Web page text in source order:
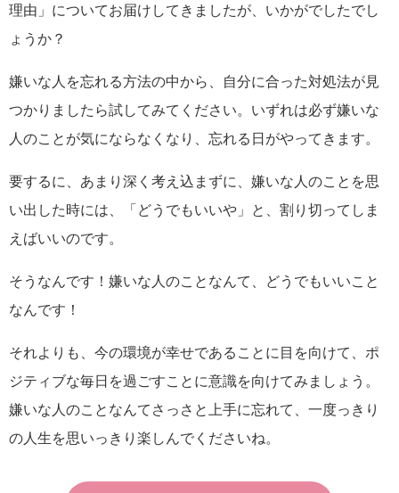
理由」についてお届けしてきましたが、いかがでしたでし
ょうか？
嫌いな人を忘れる方法の中から、自分に合った対処法が見
つかりましたら試してみてください。いずれは必ず嫌いな
人のことが気にならなくなり、忘れる日がやってきます。
要するに、あまり深く考え込まずに、嫌いな人のことを思
い出した時には、「どうでもいいや」と、割り切ってしま
えばいいのです。
そうなんです！嫌いな人のことなんて、どうでもいいこと
なんです！
それよりも、今の環境が幸せであることに目を向けて、ポ
ジティブな毎日を過ごすことに意識を向けてみましょう。
嫌いな人のことなんてさっさと上手に忘れて、一度っきり
の人生を思いっきり楽しんでくださいね。